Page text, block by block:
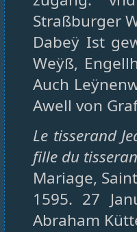
Straßburger
Dabeÿ Ist
Weÿß,
Auch
Awell von
Le tisserand
fille du
Mariage,
1595. 27
Abraham